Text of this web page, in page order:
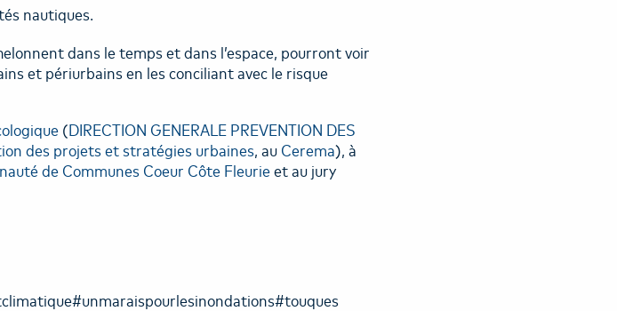
nautiques.
dans le temps et dans l’espace, pourront voir
et périurbains en les conciliant avec le risque
(DIRECTION GENERALE PREVENTION DES
des projets et stratégies urbaines, auCerema), à
de Communes Coeur Côte Fleurieet au jury